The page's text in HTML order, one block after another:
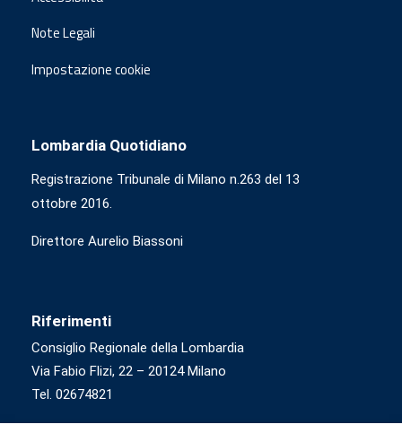
Note Legali
Impostazione cookie
Lombardia Quotidiano
Registrazione Tribunale di Milano n.263 del 13
ottobre 2016.
Direttore Aurelio Biassoni
Riferimenti
Consiglio Regionale della Lombardia
Via Fabio Flizi, 22 – 20124 Milano
Tel. 02674821